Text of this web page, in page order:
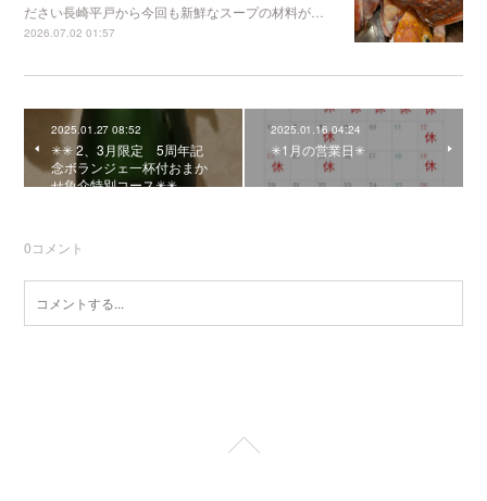
ださい長崎平戸から今回も新鮮なスープの材料が…
2026.07.02 01:57
2025.01.27 08:52
✳︎✳︎ 2、3月限定 5周年記
念ボランジェ一杯付おまか
せ魚介特別コース✳︎✳︎
2025.01.16 04:24
✳︎1月の営業日✳︎
0コメント